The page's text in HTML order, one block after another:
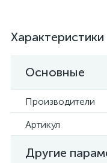
Характеристики
Основные
Производители
Артикул
Другие